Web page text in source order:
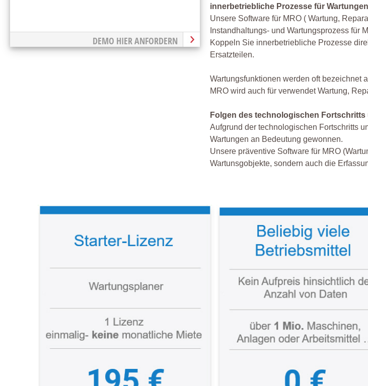
DEMO HIER ANFORDERN
innerbetriebliche Prozesse für
Unsere Software für MRO ( Wartung,
Instandhaltungs- und Wartungsprozess für
Koppeln Sie innerbetriebliche Prozesse
Ersatzteilen.
Wartungsfunktionen werden oft bezeichnet
MRO wird auch für verwendet Wartung,
Folgen des technologischen
Aufgrund der technologischen Fortschritts
Wartungen an Bedeutung gewonnen.
Unsere präventive Software für MRO
Wartunsgobjekte, sondern auch die